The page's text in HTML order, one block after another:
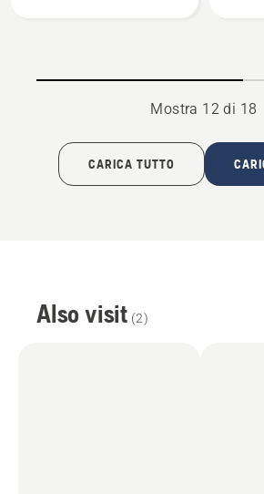
Mostra 12 di 18
CARICA TUTTO
Also visit (2)